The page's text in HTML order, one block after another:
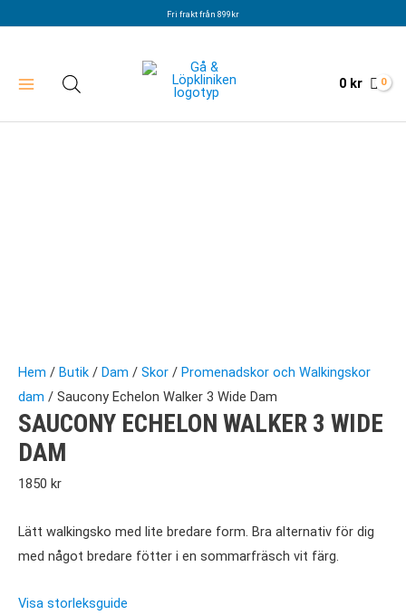
Fri frakt från 899kr
0 kr
Hem / Butik / Dam / Skor / Promenadskor och Walkingskor
dam / Saucony Echelon Walker 3 Wide Dam
SAUCONY ECHELON WALKER 3 WIDE
DAM
1850 kr
Lätt walkingsko med lite bredare form. Bra alternativ för dig
med något bredare fötter i en sommarfräsch vit färg.
Visa storleksguide